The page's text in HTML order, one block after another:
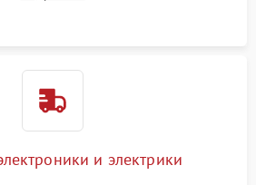
и электрики